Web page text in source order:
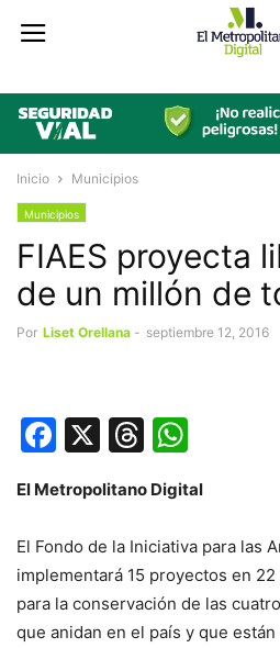
Inicio Municipios
Municipios
FIAES proyecta
de un millón de
Por Liset Orellana - septiembre 12, 2016
Facebook
X Threads
El Metropolitano Digital
El Fondo de la Iniciativa para las
implementará 15 proyectos en
para la conservación de las
que anidan en el país y que